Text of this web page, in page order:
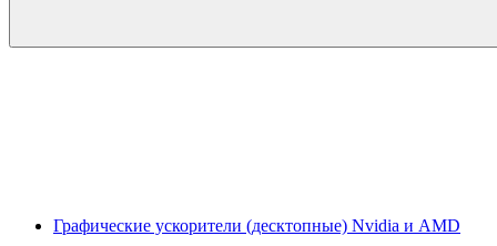
Графические ускорители (десктопные) Nvidia и AMD